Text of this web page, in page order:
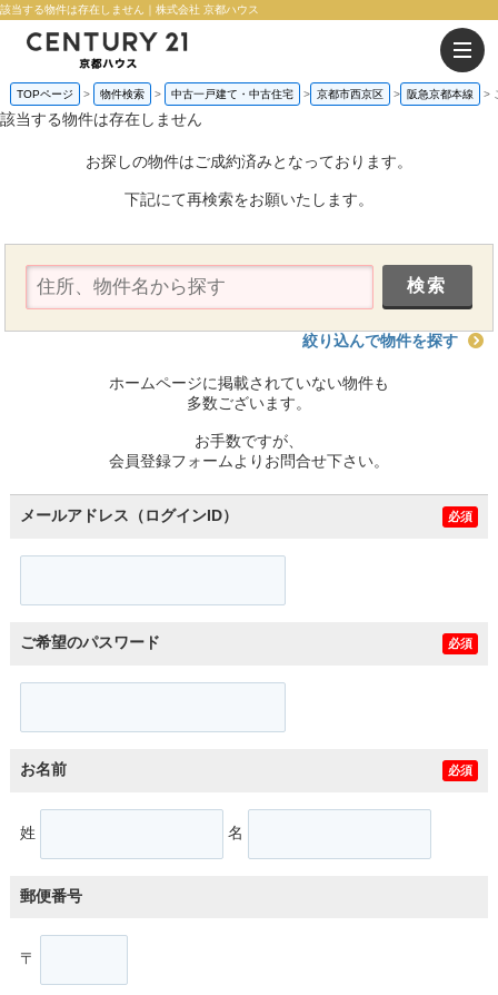
該当する物件は存在しません｜株式会社 京都ハウス
TOPページ 物件検索 中古一戸建て・中古住宅 京都市西京区 阪急京都本線
該当する物件は存在しません
お探しの物件はご成約済みとなっております。
下記にて再検索をお願いたします。
絞り込んで物件を探す
ホームページに掲載されていない物件も
多数ございます。
お手数ですが、
会員登録フォームよりお問合せ下さい。
メールアドレス（ログインID） 必須
ご希望のパスワード 必須
お名前 必須
姓 名
郵便番号
〒